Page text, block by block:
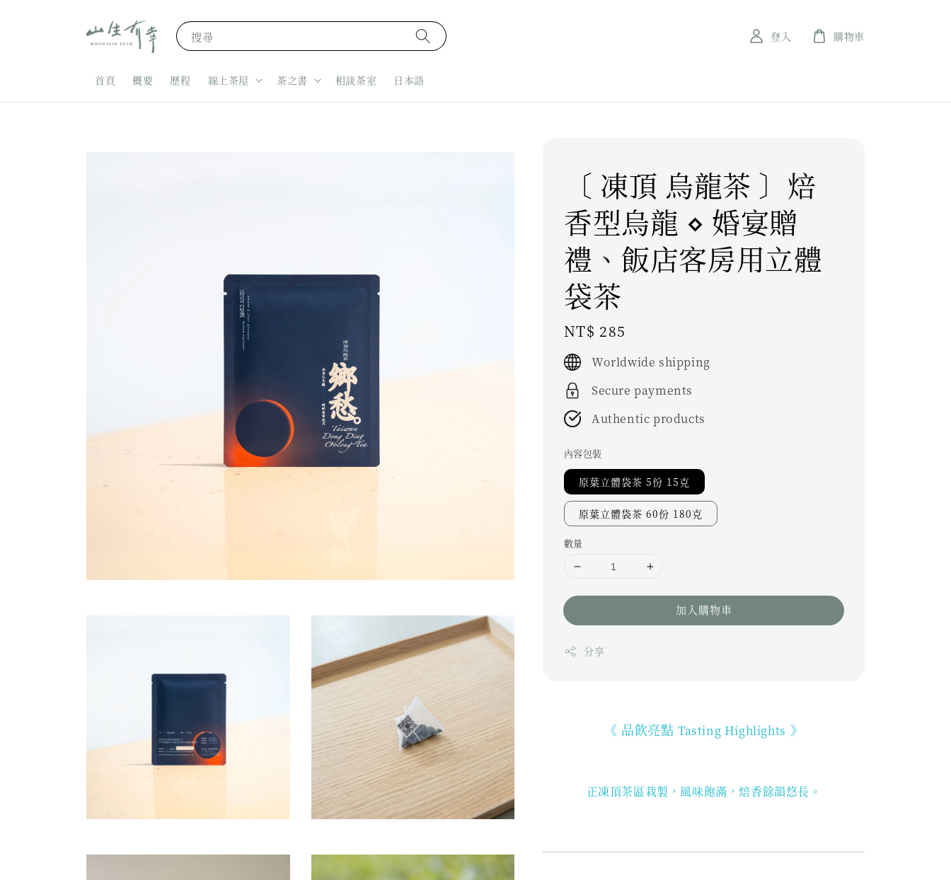
搜尋
首頁 概要 歷程 線上茶屋 茶之書 相談茶室 日本語
登入 購物車
〔 凍頂 烏龍茶 〕焙
香型烏龍 ⋄ 婚宴贈
禮、飯店客房用立體
袋茶
Regular
price
NT$ 285
Worldwide shipping
Secure payments
Authentic products
內容包裝
原葉立體袋茶 5份 15克
原葉立體袋茶 60份 180克
數量
加入購物車
分享
《 品飲亮點Tasting Highlights 》
正凍頂茶區栽製，風味飽滿，焙香餘韻悠長。